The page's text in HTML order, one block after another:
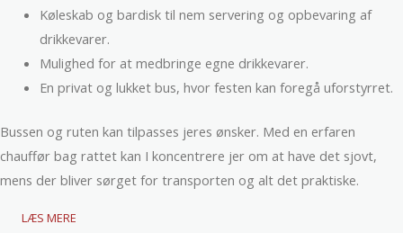
Køleskab og bardisk til nem servering og opbevaring af
drikkevarer.
Mulighed for at medbringe egne drikkevarer.
En privat og lukket bus, hvor festen kan foregå uforstyrret.
Bussen og ruten kan tilpasses jeres ønsker. Med en erfaren
chauffør bag rattet kan I koncentrere jer om at have det sjovt,
mens der bliver sørget for transporten og alt det praktiske.
LÆS MERE